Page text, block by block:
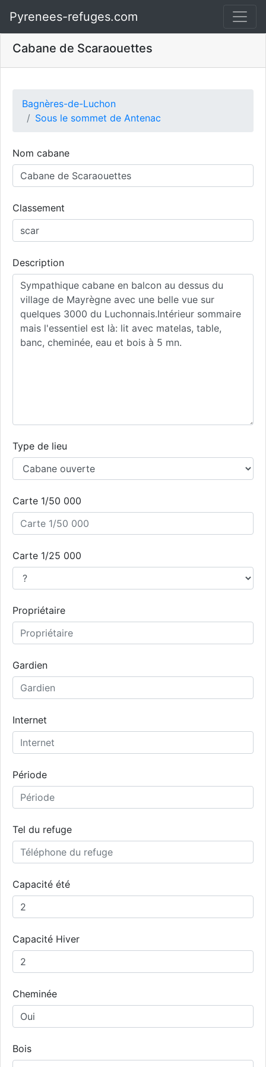
Pyrenees-refuges.com
Cabane de Scaraouettes
Bagnères-de-Luchon
Sous le sommet de Antenac
Nom cabane
Classement
Description
Type de lieu
Carte 1/50 000
Carte 1/25 000
Propriétaire
Gardien
Internet
Période
Tel du refuge
Capacité été
Capacité Hiver
Cheminée
Bois